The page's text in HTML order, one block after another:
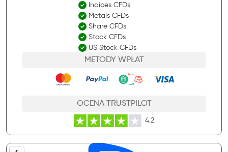
Indices CFDs
Metals CFDs
Share CFDs
Stock CFDs
US Stock CFDs
METODY WPŁAT
OCENA TRUSTPILOT
4.2